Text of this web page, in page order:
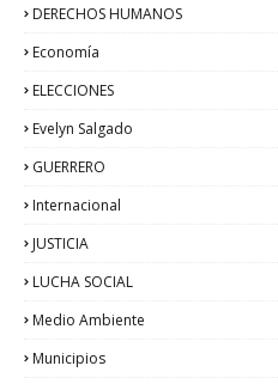
DERECHOS HUMANOS
Economía
ELECCIONES
Evelyn Salgado
GUERRERO
Internacional
JUSTICIA
LUCHA SOCIAL
Medio Ambiente
Municipios